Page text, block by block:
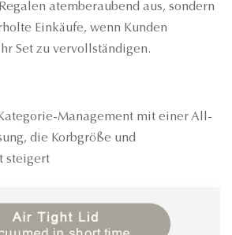
atemberaubend aus, sondern
Einkäufe, wenn Kunden
Set zu vervollständigen.
Management mit einer All-
die Korbgröße und
steigert